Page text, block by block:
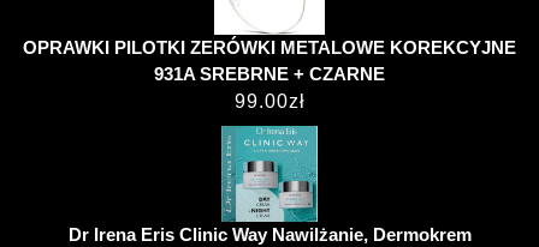
OPRAWKI PILOTKI ZERÓWKI METALOWE KOREKCYJNE
931A SREBRNE + CZARNE
99.00zł
Dr Irena Eris Clinic Way Nawilżanie, Dermokrem